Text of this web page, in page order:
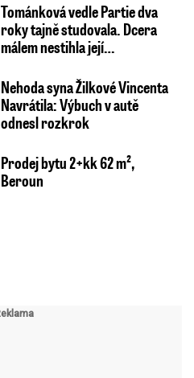
Tománková vedle Partie dva
roky tajně studovala. Dcera
málem nestihla její…
Nehoda syna Žilkové Vincenta
Navrátila: Výbuch v autě
odnesl rozkrok
Prodej bytu 2+kk 62 m²,
Beroun